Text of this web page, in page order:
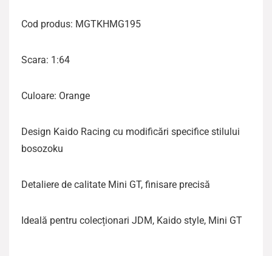
Cod produs: MGTKHMG195
Scara: 1:64
Culoare: Orange
Design Kaido Racing cu modificări specifice stilului
bosozoku
Detaliere de calitate Mini GT, finisare precisă
Ideală pentru colecționari JDM, Kaido style, Mini GT